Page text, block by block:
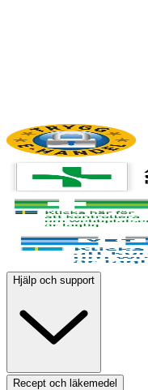
Hjälp och support
Recept och läkemedel